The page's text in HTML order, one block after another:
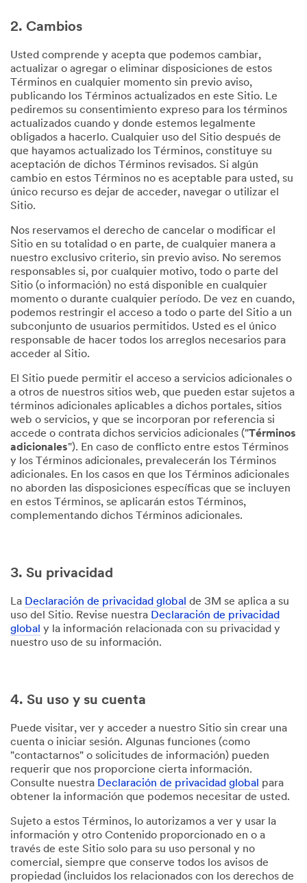
2. Cambios
Usted comprende y acepta que podemos cambiar,
actualizar o agregar o eliminar disposiciones de estos
Términos en cualquier momento sin previo aviso,
publicando los Términos actualizados en este Sitio. Le
pediremos su consentimiento expreso para los términos
actualizados cuando y donde estemos legalmente
obligados a hacerlo. Cualquier uso del Sitio después de
que hayamos actualizado los Términos, constituye su
aceptación de dichos Términos revisados. Si algún
cambio en estos Términos no es aceptable para usted, su
único recurso es dejar de acceder, navegar o utilizar el
Sitio.
Nos reservamos el derecho de cancelar o modificar el
Sitio en su totalidad o en parte, de cualquier manera a
nuestro exclusivo criterio, sin previo aviso. No seremos
responsables si, por cualquier motivo, todo o parte del
Sitio (o información) no está disponible en cualquier
momento o durante cualquier período. De vez en cuando,
podemos restringir el acceso a todo o parte del Sitio a un
subconjunto de usuarios permitidos. Usted es el único
responsable de hacer todos los arreglos necesarios para
acceder al Sitio.
El Sitio puede permitir el acceso a servicios adicionales o
a otros de nuestros sitios web, que pueden estar sujetos a
términos adicionales aplicables a dichos portales, sitios
web o servicios, y que se incorporan por referencia si
accede o contrata dichos servicios adicionales ("Términos
adicionales"). En caso de conflicto entre estos Términos
y los Términos adicionales, prevalecerán los Términos
adicionales. En los casos en que los Términos adicionales
no aborden las disposiciones específicas que se incluyen
en estos Términos, se aplicarán estos Términos,
complementando dichos Términos adicionales.
3. Su privacidad
La Declaración de privacidad global de 3M se aplica a su
uso del Sitio. Revise nuestra Declaración de privacidad
global y la información relacionada con su privacidad y
nuestro uso de su información.
4. Su uso y su cuenta
Puede visitar, ver y acceder a nuestro Sitio sin crear una
cuenta o iniciar sesión. Algunas funciones (como
"contactarnos" o solicitudes de información) pueden
requerir que nos proporcione cierta información.
Consulte nuestra Declaración de privacidad global para
obtener la información que podemos necesitar de usted.
Sujeto a estos Términos, lo autorizamos a ver y usar la
información y otro Contenido proporcionado en o a
través de este Sitio solo para su uso personal y no
comercial, siempre que conserve todos los avisos de
propiedad (incluidos los relacionados con los derechos de